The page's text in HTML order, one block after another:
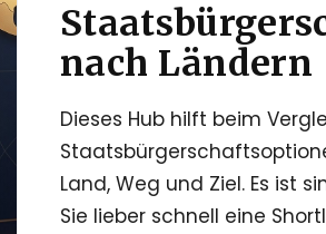
nach Ländern
Dieses Hub hilft beim
Land, Weg und Ziel. Es ist
Sie lieber schnell eine